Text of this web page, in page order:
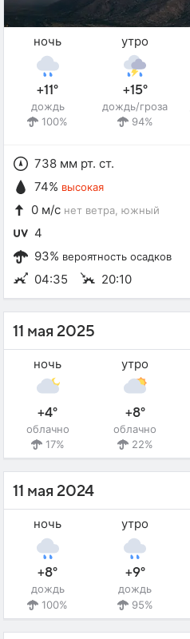
ночь
+11°
дождь
100%
утро
+15°
дождь/гроза
94%
738 мм рт. ст.
74% высокая
0 м/с нет ветра , южный
4
93% вероятность осадков
04:35 20:10
11 мая 2025
ночь
+4°
облачно
17%
утро
+8°
облачно
22%
11 мая 2024
ночь
+8°
дождь
100%
утро
+9°
дождь
95%